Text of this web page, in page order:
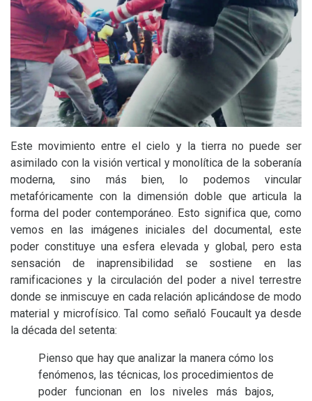
Este movimiento entre el cielo y la tierra no puede ser
asimilado con la visión vertical y monolítica de la soberanía
moderna, sino más bien, lo podemos vincular
metafóricamente con la dimensión doble que articula la
forma del poder contemporáneo. Esto significa que, como
vemos en las imágenes iniciales del documental, este
poder constituye una esfera elevada y global, pero esta
sensación de inaprensibilidad se sostiene en las
ramificaciones y la circulación del poder a nivel terrestre
donde se inmiscuye en cada relación aplicándose de modo
material y microfísico. Tal como señaló Foucault ya desde
la década del setenta:
Pienso que hay que analizar la manera cómo los
fenómenos, las técnicas, los procedimientos de
poder funcionan en los niveles más bajos,